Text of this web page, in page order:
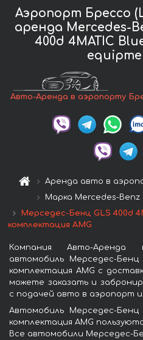
Аэропорт Брессо
аренда Mercedes-
400d 4MATIC
Авто-Аренда в аэропорту
Аренда авто в
Марка Mercedes-Benz
Мерседес-Бенц GLS 400d
комплектация AMG
Компания Авто-Аренда
автомобиль Мерседес-Бенц
комплектация AMG с
можете заказать и
с подачей авто в аэропорт
Автомобиль Мерседес-Бенц
комплектация AMG
Все автомобили Мерседес-